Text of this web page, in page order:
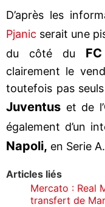
D’après les
Pjanic serait une
du côté du
clairement le
toutefois pas
Juventus et de l’
également d’un
Napoli, en Serie A.
Articles liés
Mercato : Real
transfert de